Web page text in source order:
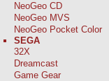
NeoGeo CD
NeoGeo MVS
NeoGeo Pocket Color
SEGA
32X
Dreamcast
Game Gear